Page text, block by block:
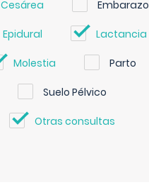
Cesárea Embarazo
Epidural Lactancia
Molestia Parto
Suelo Pélvico
Otras consultas